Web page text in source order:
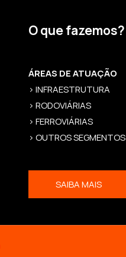
O que fazemos?
ÁREAS DE ATUAÇÃO
> INFRAESTRUTURA
> RODOVIÁRIAS
> FERROVIÁRIAS
> OUTROS SEGMENTOS
SAIBA MAIS